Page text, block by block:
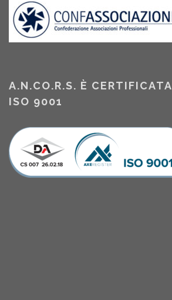
A.N.CO.R.S. È CERTIFICATA
ISO 9001